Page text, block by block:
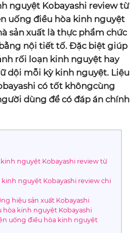
nguyệt Kobayashi review từ
uống điều hòa kinh nguyệt
sản xuất là thực phẩm chức
nội tiết tố. Đặc biệt giúp
rối loạn kinh nguyệt hay
dội mỗi kỳ kinh nguyệt. Liệu
có tốt khôngcùng
dùng để có đáp án chính
nguyệt Kobayashi review từ
nguyệt Kobayashi review chi
hiệu sản xuất Kobayashi
hòa kinh nguyệt Kobayashi
uống điều hòa kinh nguyệt